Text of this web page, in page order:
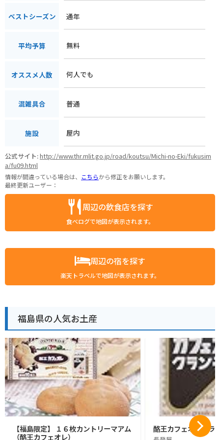
ベストシーズン 通年
平均予算 無料
オススメ人数 何人でも
混雑具合 普通
施設 屋内
公式サイト:http://www.thr.mlit.go.jp/road/koutsu/Michi-no-Eki/fukusim
a/fu09.html
情報が間違っている場合は、 こちらから修正をお願いします。
最終更新ユーザー：
周辺の飲食店を探す
食べログで地図が表示されます。
周辺の宿を探す
楽天トラベルで地図が表示されます。
福島県の人気お土産
【福島限定】 １６枚カントリーマアム
（酪王カフェオレ）
酪王カフェオレクラ